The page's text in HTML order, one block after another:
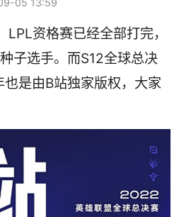
05 13:59
资格赛已经全部打完，
子选手。而S12全球总决
是由B站独家版权，大家